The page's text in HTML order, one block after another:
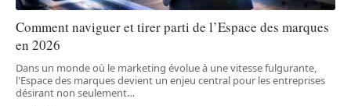
Comment naviguer et tirer parti de l’Espace des marques
en 2026
Dans un monde où le marketing évolue à une vitesse fulgurante,
l'Espace des marques devient un enjeu central pour les entreprises
désirant non seulement…